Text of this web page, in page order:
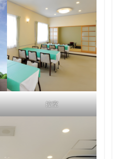
控室